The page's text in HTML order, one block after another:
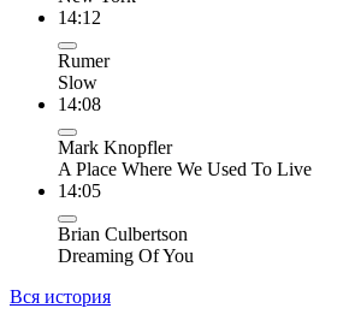
14:12
Rumer
Slow
14:08
Mark Knopfler
A Place Where We Used To Live
14:05
Brian Culbertson
Dreaming Of You
Вся история